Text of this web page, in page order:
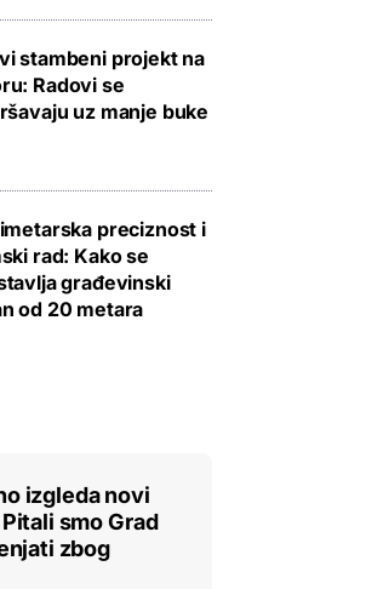
stambeni projekt na
Radovi se
uz manje buke
preciznost i
rad: Kako se
građevinski
od 20 metara
izgleda novi
smo Grad
zbog